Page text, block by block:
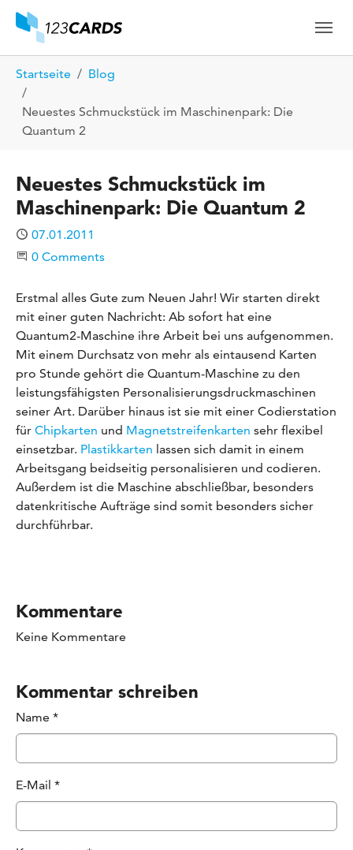
Skip to main content
Skip to page footer
Startseite Blog
Neuestes Schmuckstück im Maschinenpark: Die
Quantum 2
Neuestes Schmuckstück im
Maschinenpark: Die Quantum 2
Published
07.01.2011
Start the Conversation
0 Comments
Erstmal alles Gute zum Neuen Jahr! Wir starten direkt
mit einer guten Nachricht: Ab sofort hat eine
Quantum2-Maschine ihre Arbeit bei uns aufgenommen.
Mit einem Durchsatz von mehr als eintausend Karten
pro Stunde gehört die Quantum-Maschine zu den
leistungsfähigsten Personalisierungsdruckmaschinen
seiner Art. Darüber hinaus ist sie mit einer Codierstation
für Chipkarten und Magnetstreifenkarten sehr flexibel
einsetzbar. Plastikkarten lassen sich damit in einem
Arbeitsgang beidseitig personalisieren und codieren.
Außerdem ist die Maschine abschließbar, besonders
datenkritische Aufträge sind somit besonders sicher
durchführbar.
Kommentare
Keine Kommentare
Kommentar schreiben
Name *
E-Mail *